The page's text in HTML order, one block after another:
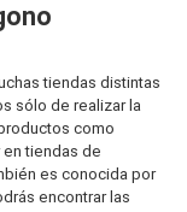
tiendas distintas
sólo de realizar la
como
tiendas de
es conocida por
encontrar las